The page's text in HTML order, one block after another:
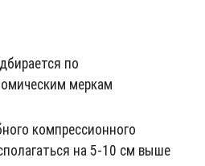
по
меркам
компрессионного
на 5-10 см выше